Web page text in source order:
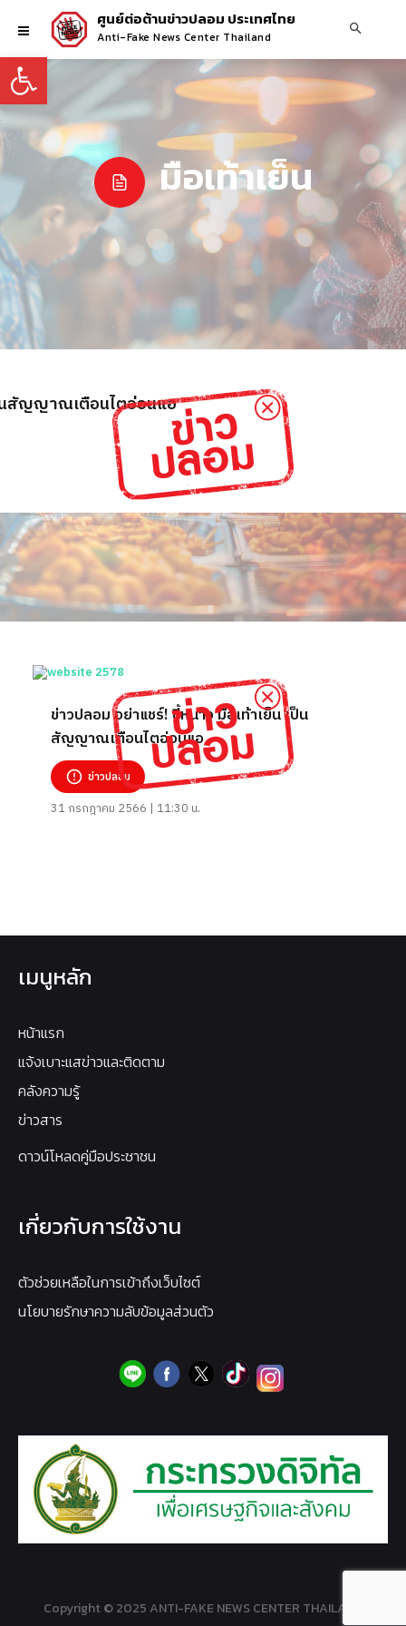
Open toolbar
ศูนย์ต่อต้านข่าวปลอม ประเทศไทย
Anti-Fake News Center Thailand
มือเท้าเย็น
นสัญญาณเตือนไตอ่อนแอ
ข่าวปลอม อย่าแชร์! ขี้หนาว มือเท้าเย็น เป็น
สัญญาณเตือนไตอ่อนแอ
ข่าวปลอม
31 กรกฎาคม 2566 | 11:30 น.
เมนูหลัก
หน้าแรก
แจ้งเบาะแสข่าวและติดตาม
คลังความรู้
ข่าวสาร
ดาวน์โหลดคู่มือประชาชน
เกี่ยวกับการใช้งาน
ตัวช่วยเหลือในการเข้าถึงเว็บไซต์
นโยบายรักษาความลับข้อมูลส่วนตัว
Copyright © 2025 ANTI-FAKE NEWS CENTER THAILAND